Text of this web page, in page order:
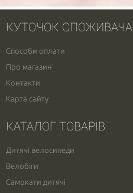
КУТОЧОК СПОЖИВАЧА
Способи оплати
Про магазин
Контакти
Карта сайту
КАТАЛОГ ТОВАРІВ
Дитячі велосипеди
Велобіги
Самокати дитячі